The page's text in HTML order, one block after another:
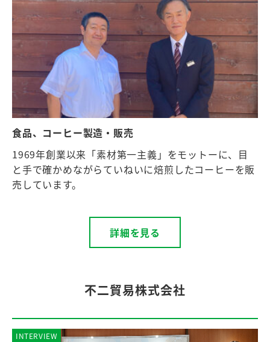
食品、コーヒー製造・販売
1969年創業以来「素材第一主義」をモットーに、目
と手で確かめながらていねいに焙煎したコーヒーを販
売しています。
詳細を見る
不二貿易株式会社
INTERVIEW